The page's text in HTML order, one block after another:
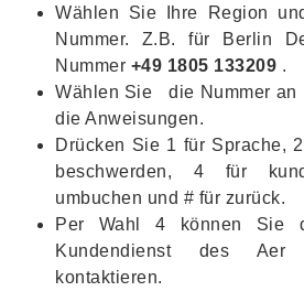
Wählen Sie Ihre Region
Nummer. Z.B. für Berlin
Nummer +49 1805 133209 .
Wählen Sie die Nummer an
die Anweisungen.
Drücken Sie 1 für Sprache,
beschwerden, 4 für
umbuchen und # für zurück.
Per Wahl 4 können Sie
Kundendienst des Aer
kontaktieren.